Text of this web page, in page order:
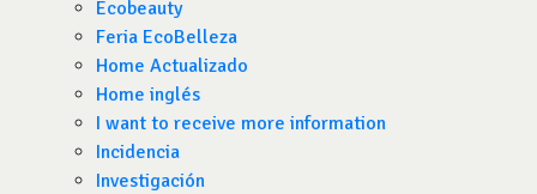
Ecobeauty
Feria EcoBelleza
Home Actualizado
Home inglés
I want to receive more information
Incidencia
Investigación